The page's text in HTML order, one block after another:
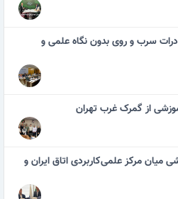
سرب و روی بدون نگاه علمی و
از گمرک غرب تهران
میان مرکز علمی‌کاربردی اتاق ایران و